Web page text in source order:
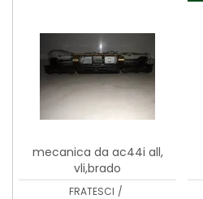
mecanica da ac44i all,
vli,brado
FRATESCI /